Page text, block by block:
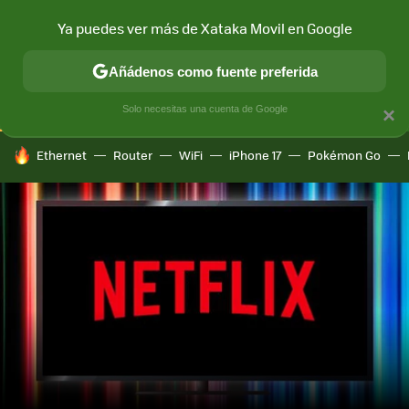
CONECTIVIDAD MÓVIL Y SOCIEDAD APLICACIONES
HOY SE HABLA DE
Ethernet Router WiFi iPhone 17 Pokémon Go
×
Ya puedes ver más de Xataka Movil en Google
Añádenos como fuente preferida
Solo necesitas una cuenta de Google